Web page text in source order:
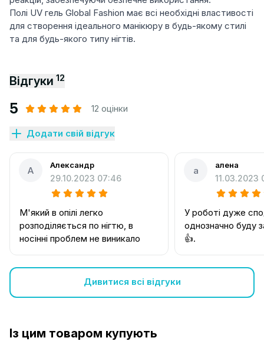
Полі UV гель Global Fashion має всі необхідні властивості
для створення ідеального манікюру в будь-якому стилі
та для будь-якого типу нігтів.
Відгуки 12
5 12 оцінки
Додати свій відгук
А Александр
29.10.2023 07:46
М'який в опілі легко
розподіляється по нігтю, в
носінні проблем не виникало
а алена
11.03.2023
У роботі дуже
однозначно буду
👍.
Дивитися всі відгуки
Із цим товаром купують